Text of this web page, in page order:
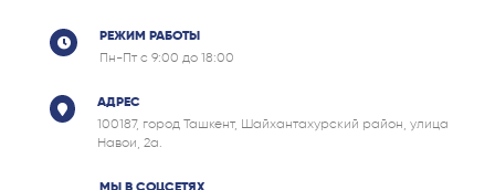
РЕЖИМ РАБОТЫ
Пн-Пт с 9:00 до 18:00
АДРЕС
100187, город Ташкент, Шайхантахурский район, улица
Навои, 2а.
МЫ В СОЦСЕТЯХ